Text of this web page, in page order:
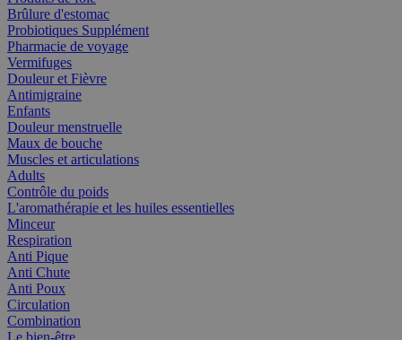
Brûlure d'estomac
Probiotiques Supplément
Pharmacie de voyage
Vermifuges
Douleur et Fièvre
Antimigraine
Enfants
Douleur menstruelle
Maux de bouche
Muscles et articulations
Adults
Contrôle du poids
L'aromathérapie et les huiles essentielles
Minceur
Respiration
Anti Pique
Anti Chute
Anti Poux
Circulation
Combination